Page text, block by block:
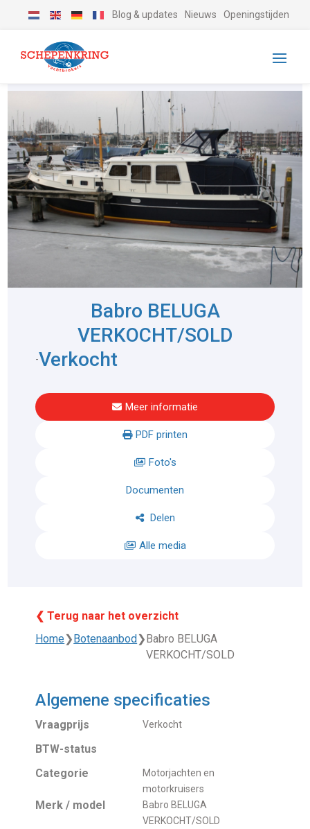
Blog & updates Nieuws Openingstijden
Babro BELUGA
VERKOCHT/SOLD
-Verkocht
Meer informatie
PDF printen
Foto's
Documenten
Delen
Alle media
❮ Terug naar het overzicht
Home❯Botenaanbod❯Babro BELUGA
VERKOCHT/SOLD
Algemene specificaties
Vraagprijs Verkocht
BTW-status
Categorie
Motorjachten en
motorkruisers
Merk / model
Babro BELUGA
VERKOCHT/SOLD